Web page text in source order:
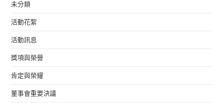
未分類
活動花絮
活動訊息
獎項與榮譽
肯定與榮耀
董事會重要決議